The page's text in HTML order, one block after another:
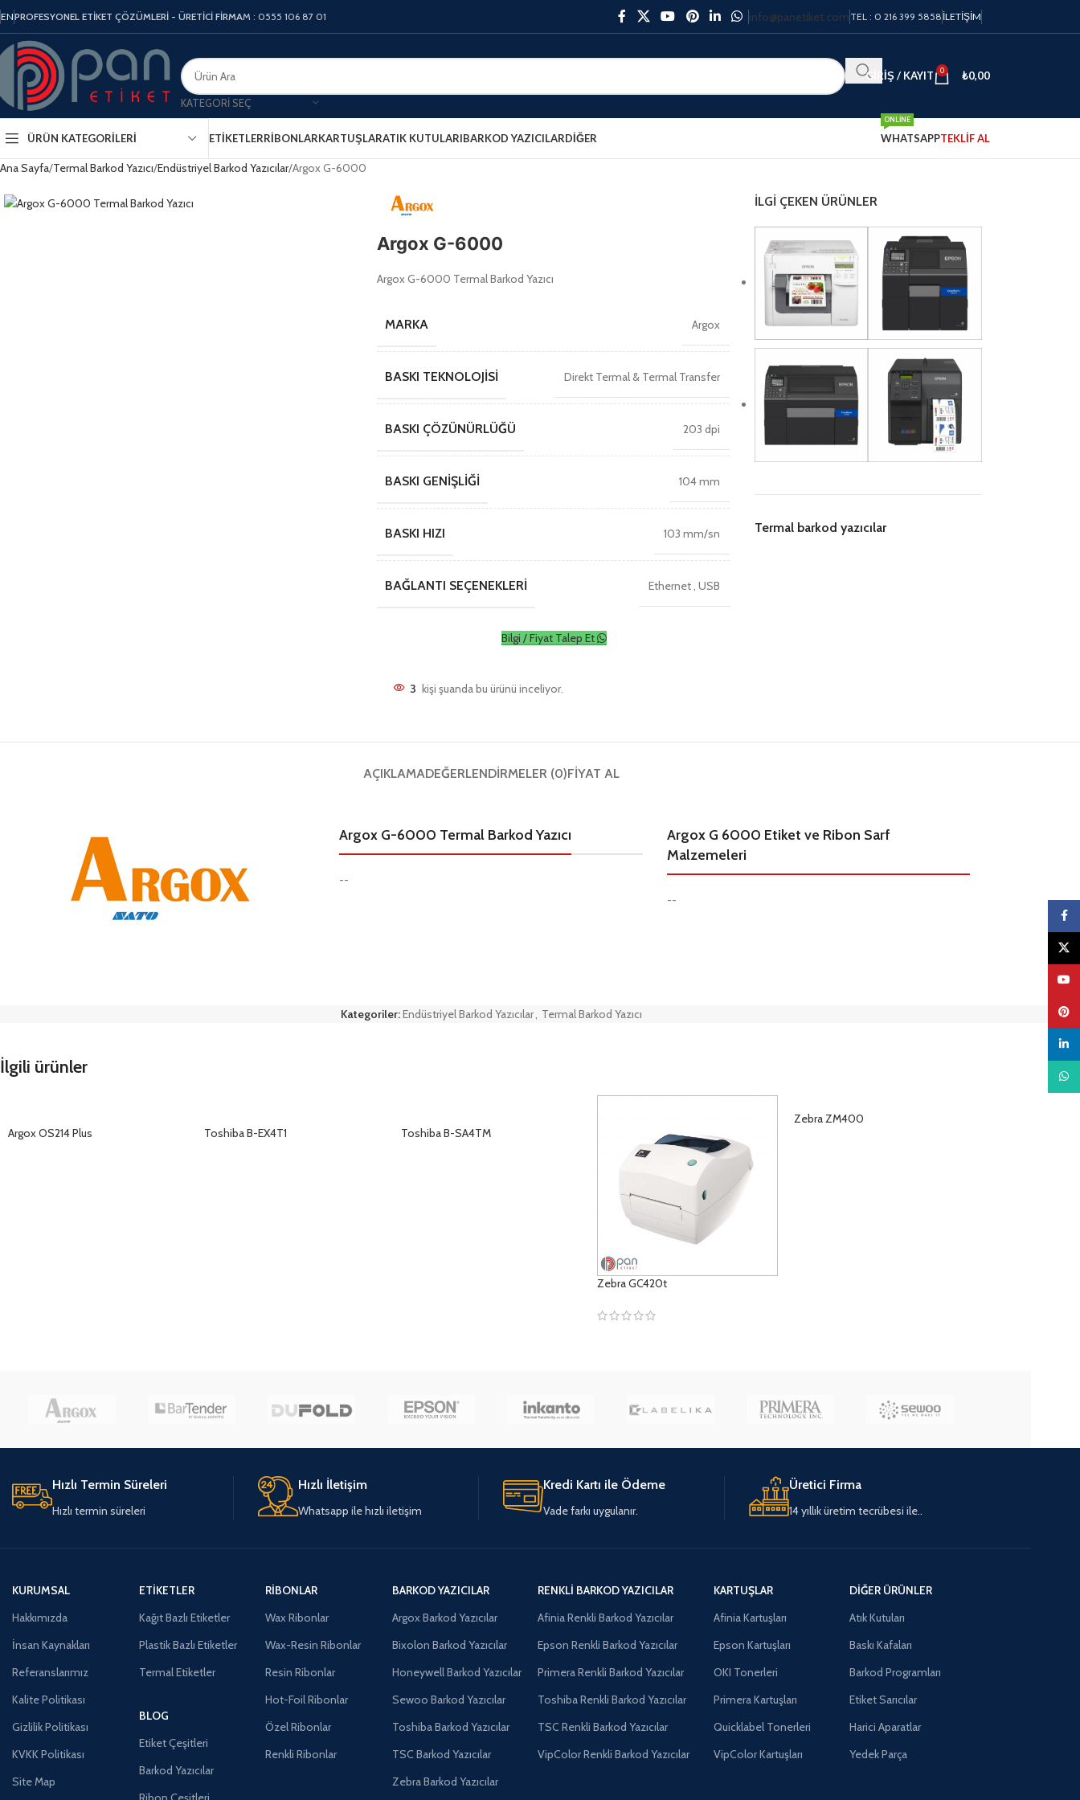
ENPROFESYONEL ETİKET ÇÖZÜMLERİ - ÜRETİCİ FİRMAM : 0555 106 87 01 info@panetiket.com TEL : 0 216 399 5858 İLETIŞIM
KATEGORI SEÇ
GIRIŞ / KAYIT 0 ₺0,00
ÜRÜN KATEGORILERI ETIKETLERRIBONLARKARTUŞLARATIK KUTULARIBARKOD YAZICILARDIĞER WHATSAPP
ONLINE
TEKLİF AL
Ana Sayfa Termal Barkod Yazıcı Endüstriyel Barkod Yazıcılar Argox G-6000
Argox G-6000
Argox G-6000 Termal Barkod Yazıcı
MARKA Argox
BASKI TEKNOLOJISI Direkt Termal & Termal Transfer
BASKI ÇÖZÜNÜRLÜĞÜ 203 dpi
BASKI GENIŞLIĞI 104 mm
BASKI HIZI 103 mm/sn
BAĞLANTI SEÇENEKLERI Ethernet,USB
Bilgi / Fiyat Talep Et
3 kişi şuanda bu ürünü inceliyor.
İLGI ÇEKEN ÜRÜNLER
Termal barkod yazıcılar
AÇIKLAMADEĞERLENDIRMELER (0)FIYAT AL
Argox G-6000 Termal Barkod Yazıcı
--
Argox G 6000 Etiket ve Ribon Sarf
Malzemeleri
--
Kategoriler:Endüstriyel Barkod Yazıcılar, Termal Barkod Yazıcı
İlgili ürünler
Argox OS214 Plus Toshiba B-EX4T1 Toshiba B-SA4TM
Zebra GC420t
Zebra ZM400
Hızlı Termin Süreleri
Hızlı termin süreleri
Hızlı İletişim
Whatsapp ile hızlı iletişim
Kredi Kartı ile Ödeme
Vade farkı uygulanır.
Üretici Firma
14 yıllık üretim tecrübesi ile..
KURUMSAL
Hakkımızda
İnsan Kaynakları
Referanslarımız
Kalite Politikası
Gizlilik Politikası
KVKK Politikası
Site Map
ETIKETLER
Kağıt Bazlı Etiketler
Plastik Bazlı Etiketler
Termal Etiketler
BLOG
Etiket Çeşitleri
Barkod Yazıcılar
RIBONLAR
Wax Ribonlar
Wax-Resin Ribonlar
Resin Ribonlar
Hot-Foil Ribonlar
Özel Ribonlar
Renkli Ribonlar
BARKOD YAZICILAR
Argox Barkod Yazıcılar
Bixolon Barkod Yazıcılar
Honeywell Barkod Yazıcılar
Sewoo Barkod Yazıcılar
Toshiba Barkod Yazıcılar
TSC Barkod Yazıcılar
Zebra Barkod Yazıcılar
RENKLI BARKOD YAZICILAR
Afinia Renkli Barkod Yazıcılar
Epson Renkli Barkod Yazıcılar
Primera Renkli Barkod Yazıcılar
Toshiba Renkli Barkod Yazıcılar
TSC Renkli Barkod Yazıcılar
VipColor Renkli Barkod Yazıcılar
KARTUŞLAR
Afinia Kartuşları
Epson Kartuşları
OKI Tonerleri
Primera Kartuşları
Quicklabel Tonerleri
VipColor Kartuşları
DIĞER ÜRÜNLER
Atık Kutuları
Baskı Kafaları
Barkod Programları
Etiket Sarıcılar
Harici Aparatlar
Yedek Parça